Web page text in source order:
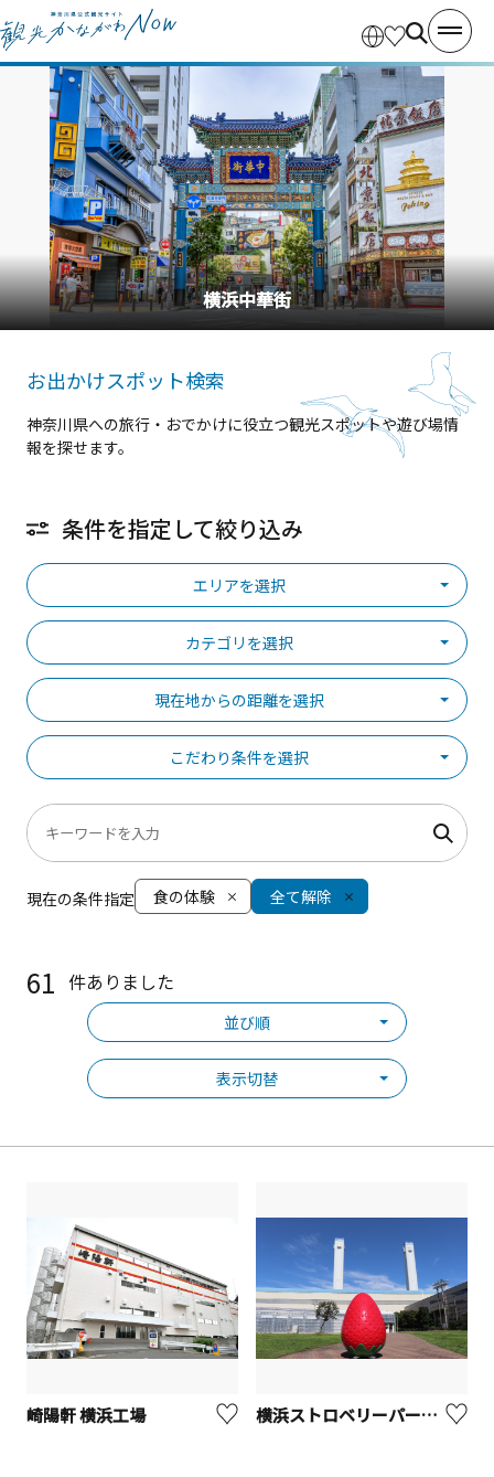
横浜中華街
お出かけスポット検索
神奈川県への旅行・おでかけに役立つ観光スポットや遊び場情
報を探せます。
条件を指定して絞り込み
エリアを選択
カテゴリを選択
現在地からの距離を選択
こだわり条件を選択
現在の条件指定 食の体験 全て解除
61 件ありました
並び順
表示切替
崎陽軒 横浜工場 横浜ストロベリーパーク【横浜市鶴見区】